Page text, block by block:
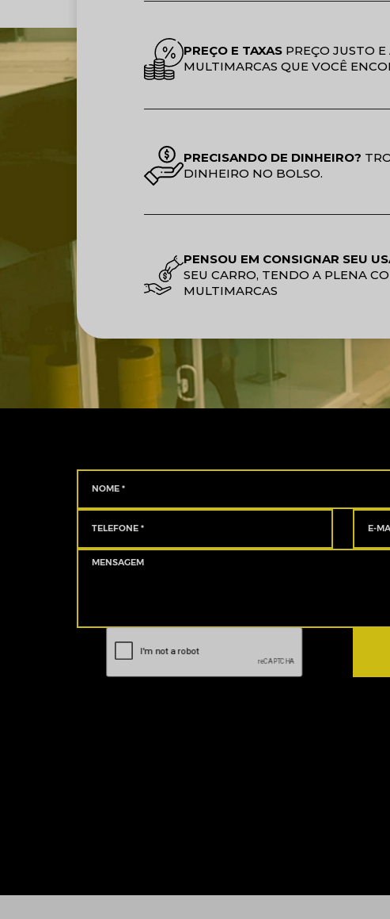
PREÇO E TAXAS PREÇO JUSTO
MULTIMARCAS QUE VOCÊ
PRECISANDO DE DINHEIRO?
DINHEIRO NO BOLSO.
PENSOU EM CONSIGNAR SEU
SEU CARRO, TENDO A PLENA
MULTIMARCAS